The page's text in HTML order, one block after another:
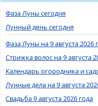
Фаза Луны сегодня
Лунный день сегодня
Фаза Луны на 9 августа 2026
Стрижка волос на 9 августа
Календарь огородника и
Лунные дела на 9 августа
Свадьба 9 августа 2026 года